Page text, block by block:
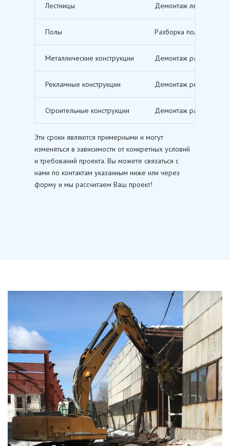
Лестницы Демонтаж лестничных
Полы Разборка полов,
Металлические конструкции Демонтаж различных
Рекламные конструкции Демонтаж рекламных
Строительные конструкции Демонтаж различных
Эти сроки являются примерными и могут
изменяться в зависимости от конкретных условий
и требований проекта. Вы можете связаться с
нами по контактам указанным ниже или через
форму и мы рассчитаем Ваш проект!